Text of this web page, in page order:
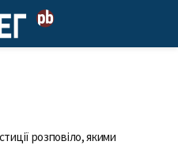
розповіло, якими